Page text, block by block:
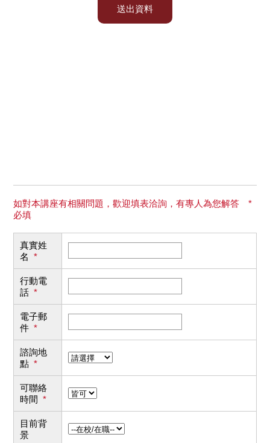
如對本講座有相關問題，歡迎填表洽詢，有專人為您解答 *
必填
真實姓
名 *
行動電
話 *
電子郵
件 *
諮詢地
點 *
可聯絡
時間 *
目前背
景